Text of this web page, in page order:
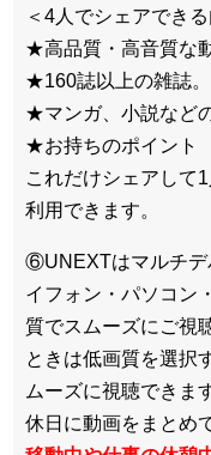
＜4人でシェアできる
★高品質・高音質な
★160誌以上の雑誌。
★マンガ、小説など
★お持ちのポイント
これだけシェアして
利用できます。
⑥UNEXTはマルチデ
イフォン・パソコン
質でスムーズにご視
ときは低画質を選択
ムーズに視聴できま
休日に動画をまとめ